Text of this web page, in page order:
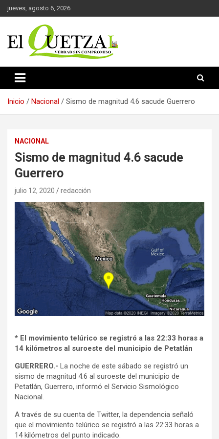
Saltar
al
jueves, agosto 6, 2026
El Quetzal de Cholula
Inicio Nacional Sismo de magnitud 4.6 sacude Guerrero
NACIONAL
Sismo de magnitud 4.6 sacude
Guerrero
julio 12, 2020 redacción
* El movimiento telúrico se registró a las 22:33 horas a
14 kilómetros al suroeste del municipio de Petatlán
GUERRERO.- La noche de este sábado se registró un
sismo de magnitud 4.6 al suroeste del municipio de
Petatlán, Guerrero, informó el Servicio Sismológico
Nacional.
A través de su cuenta de Twitter, la dependencia señaló
que el movimiento telúrico se registró a las 22:33 horas a
14 kilómetros del punto indicado.